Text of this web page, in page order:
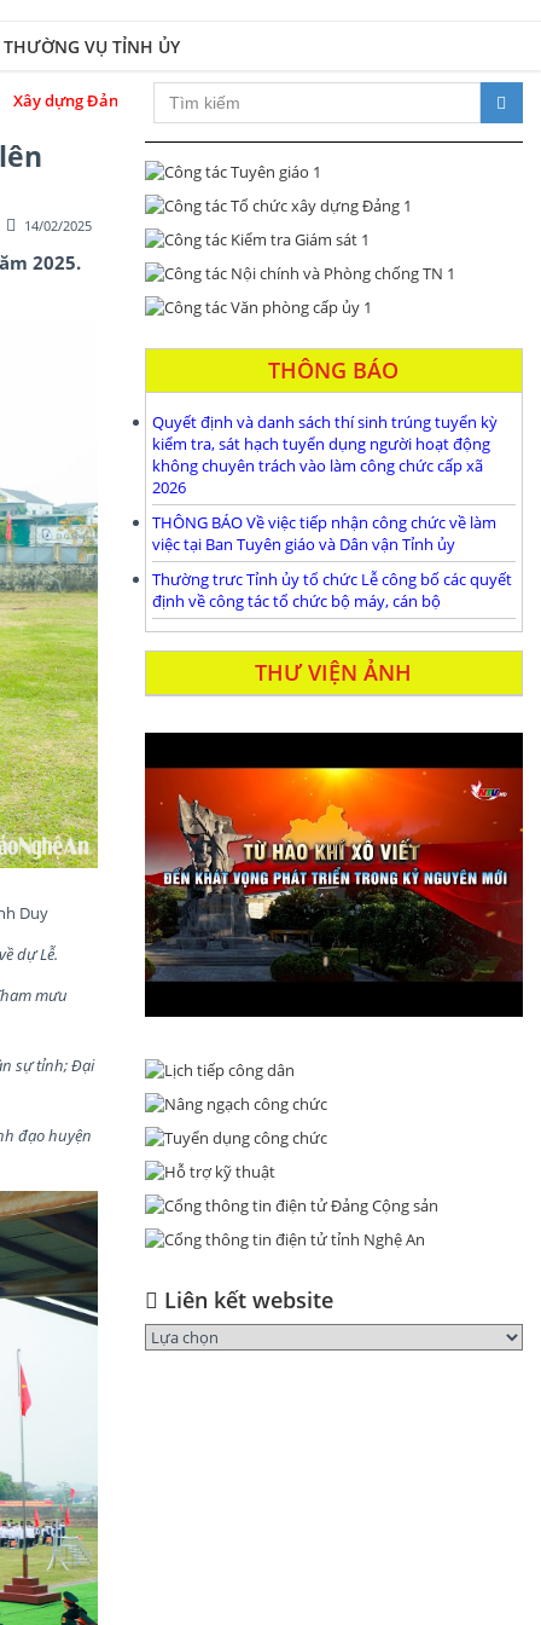
VỤ TỈNH ỦY
và hệ thống chính trị trong sạch, vững mạnh; đổi mới toàn diện,
14/02/2025
2025.
Duy
dự Lễ.
mưu
sự tỉnh; Đại
đạo huyện
THÔNG BÁO
Quyết định và danh sách thí sinh trúng tuyển kỳ
kiểm tra, sát hạch tuyển dụng người hoạt động
không chuyên trách vào làm công chức cấp xã
2026
THÔNG BÁO Về việc tiếp nhận công chức về làm
việc tại Ban Tuyên giáo và Dân vận Tỉnh ủy
Thường trưc Tỉnh ủy tổ chức Lễ công bố các quyết
định về công tác tổ chức bộ máy, cán bộ
THƯ VIỆN ẢNH
Liên kết website